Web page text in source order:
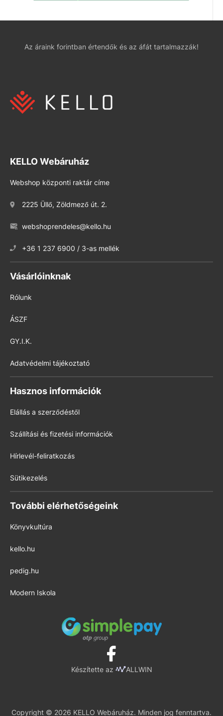
Az áraink forintban értendők és az áfát tartalmazzák!
KELLO Webáruház
Webshop központi raktár címe
2225 Üllő, Zöldmező út. 2.
webshoprendeles@kello.hu
+36 1 237 6900 / 3-as mellék
Vásárlóinknak
Rólunk
ÁSZF
GY.I.K.
Adatvédelmi tájékoztató
Hasznos információk
Elállás a szerződéstől
Szállítási és fizetési információk
Hírlevél-feliratkozás
Sütikezelés
További elérhetőségeink
Könyvkultúra
kello.hu
pedig.hu
Modern Iskola
Készítette az ALLWIN
Copyright © 2026 KELLO Webáruház. Minden jog fenntartva.